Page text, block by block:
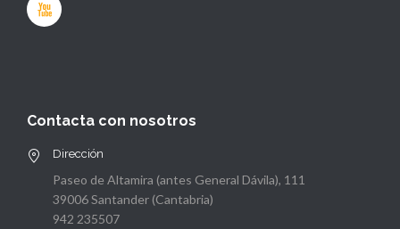
Contacta con nosotros
Dirección
Paseo de Altamira (antes General Dávila), 111
39006 Santander (Cantabria)
942 235507